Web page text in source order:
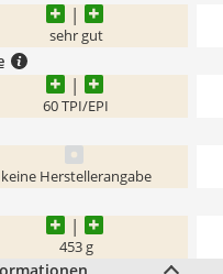
sehr gut
60 TPI/EPI
keine Herstellerangabe
453 g